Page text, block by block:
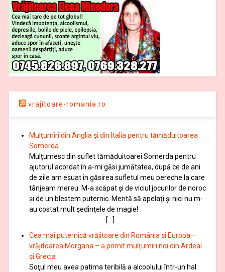
vrajitoare-romania.ro
Mulțumiri din Anglia și din Italia pentru tămăduitoarea
Somerda
Mulţumesc din suflet tămăduitoarei Somerda pentru
ajutorul acordat în a-mi găsi jumătatea, după ce de ani
de zile am eşuat în găsirea sufletul meu pereche la care
tânjeam mereu. M-a scăpat şi de viciul jocurilor de noroc
şi de un blestem puternic. Merită să apelaţi şi nici nu m-
au costat mult şedinţele de magie!
[…]
Cea mai puternică vrăjitoare din România și Europa –
vrăjitoarea Morgana – a primit mulțumiri noi din Ardeal
și Grecia
Soţul meu avea patima teribilă a alcoolului într-un hal